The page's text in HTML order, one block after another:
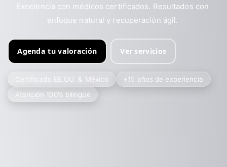
Excelencia con médicos certificados. Resultados con
enfoque natural y recuperación ágil.
Agenda tu valoración Ver servicios
Certificado EE.UU. & México
+15 años de experiencia
Atención 100% bilingüe